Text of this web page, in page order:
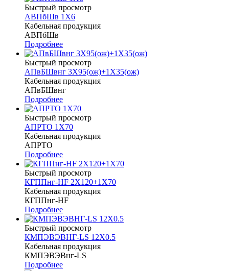
Быстрый просмотр
АВПбШв 1Х6
Кабельная продукция
АВПбШв
Подробнее
Быстрый просмотр
АПвБШвнг 3Х95(ож)+1Х35(ож)
Кабельная продукция
АПвБШвнг
Подробнее
Быстрый просмотр
АПРТО 1Х70
Кабельная продукция
АПРТО
Подробнее
Быстрый просмотр
КГППнг-HF 2Х120+1Х70
Кабельная продукция
КГППнг-HF
Подробнее
Быстрый просмотр
КМПЭВЭВНГ-LS 12Х0.5
Кабельная продукция
КМПЭВЭВнг-LS
Подробнее